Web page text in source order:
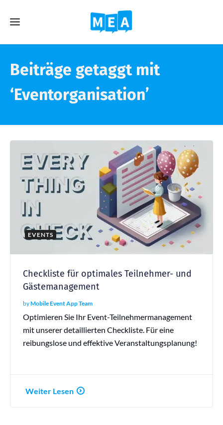
Beiträge getaggt mit
‘Eventorganisation’
EVENTS
Checkliste für optimales Teilnehmer- und
Gästemanagement
byMobile Event App Team
Optimieren Sie Ihr Event-Teilnehmermanagement
mit unserer detaillierten Checkliste. Für eine
reibungslose und effektive Veranstaltungsplanung!
Weiter Lesen